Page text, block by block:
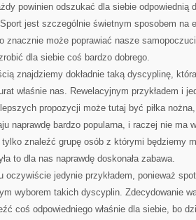
powinien odszukać dla siebie odpowiednią
jest szczególnie świetnym sposobem na
znacznie może poprawiać nasze
dla siebie coś bardzo dobrego.
znajdziemy dokładnie taką dyscyplinę,
właśnie nas. Rewelacyjnym przykładem i
propozycji może tutaj być piłka
naprawdę bardzo popularna, i raczej nie ma
znaleźć grupę osób z którymi będziemy
to dla nas naprawdę doskonała zabawa.
oczywiście jedynie przykładem, ponieważ
wyborem takich dyscyplin. Zdecydowanie
coś odpowiedniego właśnie dla siebie, bo